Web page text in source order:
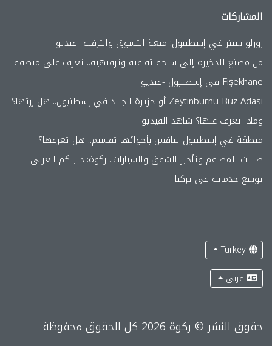
المشاركات
زورلو سنتر في إسطنبول: متعة التسوق والترفيه -فيديو
من مصنع للذخيرة إلى ساحة ثقافية وترفيهية.. تعرف على منطقة
Fişekhane في إسطنبول -فيديو
Zeytinburnu Buz Adası أو جزيرة الجليد في إسطنبول.. هل زرتها؟
وماذا تعرف عنها؟ شاهد الفيديو
منطقة في إسطنبول تنافس بأجوائها تقسيم.. هل تعرفها؟
طلبات المطاعم وتأجير الشقق والسيارات.. ركوة: دليلكم العربي
يوسع خدماته في تركيا
Turkey
عربى
حقوق النشر © ركوة 2026 كل الحقوق محفوظة